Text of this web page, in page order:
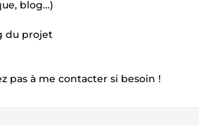
blog…)
du projet
pas à me contacter si besoin !